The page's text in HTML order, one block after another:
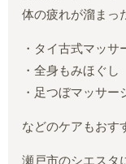
体の疲れが溜まっ
・タイ古式マッサ
・全身もみほぐし
・足つぼマッサー
などのケアもおす
瀬戸市のシエスタ